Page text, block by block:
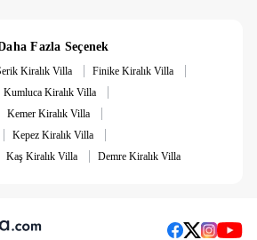
Fazla Seçenek
Kiralık Villa | Finike Kiralık Villa |
Kumluca Kiralık Villa |
Kemer Kiralık Villa |
| Kepez Kiralık Villa |
Kaş Kiralık Villa | Demre Kiralık Villa